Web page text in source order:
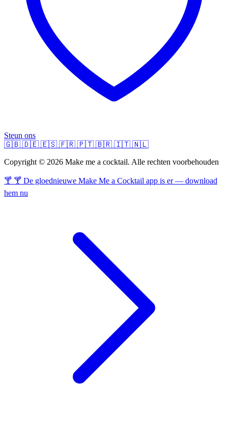
Steun ons
🇬🇧 🇩🇪 🇪🇸 🇫🇷 🇵🇹 🇧🇷 🇮🇹 🇳🇱
Copyright © 2026 Make me a cocktail. Alle rechten voorbehouden
🍸 🍸 De gloednieuwe Make Me a Cocktail app is er — download
hem nu